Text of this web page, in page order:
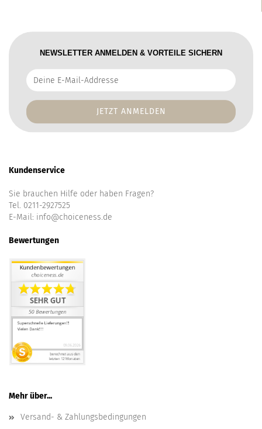
NEWSLETTER ANMELDEN & VORTEILE SICHERN
Deine
E-
Addresse
Kundenservice
Sie brauchen Hilfe oder haben Fragen?
Tel. 0211-2927525
E-Mail: info@choiceness.de
Bewertungen
Mehr über...
Versand- & Zahlungsbedingungen